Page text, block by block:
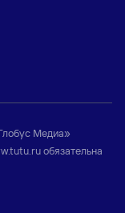
Медиа»
обязательна